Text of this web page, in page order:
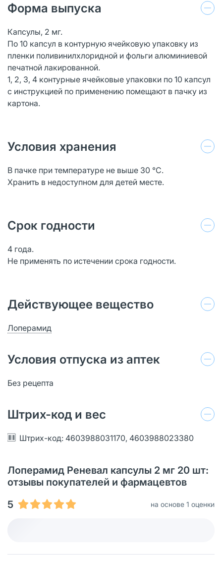
Форма выпуска
Капсулы, 2 мг.
По 10 капсул в контурную ячейковую упаковку из
пленки поливинилхлоридной и фольги алюминиевой
печатной лакированной.
1, 2, 3, 4 контурные ячейковые упаковки по 10 капсул
с инструкцией по применению помещают в пачку из
картона.
Условия хранения
В пачке при температуре не выше 30 °С.
Хранить в недоступном для детей месте.
Срок годности
4 года.
Не применять по истечении срока годности.
Действующее вещество
Лоперамид
Условия отпуска из аптек
Без рецепта
Штрих-код и вес
Штрих-код: 4603988031170, 4603988023380
Лоперамид Реневал капсулы 2 мг 20 шт:
отзывы покупателей и фармацевтов
5
на основе 1 оценки